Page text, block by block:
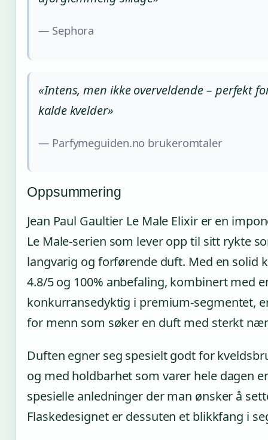
— Sephora
«Intens, men ikke overveldende – perfekt
kalde kvelder»
— Parfymeguiden.no brukeromtaler
Oppsummering
Jean Paul Gaultier Le Male Elixir er en
Le Male-serien som lever opp til sitt rykte
langvarig og forførende duft. Med en solid
4.8/5 og 100% anbefaling, kombinert med
konkurransedyktig i premium-segmentet,
for menn som søker en duft med sterkt
Duften egner seg spesielt godt for
og med holdbarhet som varer hele dagen
spesielle anledninger der man ønsker å
Flaskedesignet er dessuten et blikkfang i